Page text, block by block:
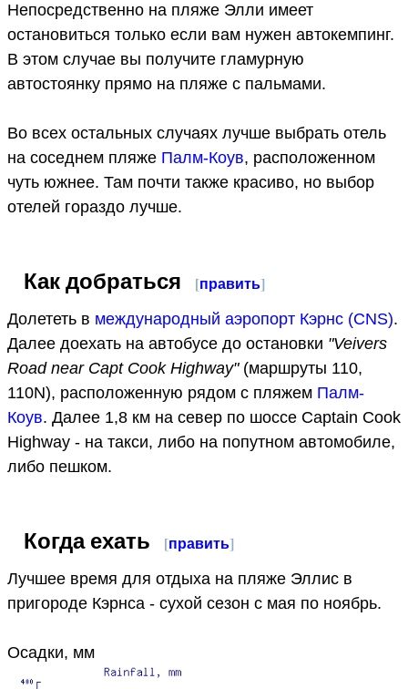
Непосредственно на пляже Элли имеет
остановиться только если вам нужен автокемпинг.
В этом случае вы получите гламурную
автостоянку прямо на пляже с пальмами.
Во всех остальных случаях лучше выбрать отель
на соседнем пляже Палм-Коув, расположенном
чуть южнее. Там почти также красиво, но выбор
отелей гораздо лучше.
Как добраться [править]
Долететь в международный аэропорт Кэрнс (CNS).
Далее доехать на автобусе до остановки "Veivers
Road near Capt Cook Highway"(маршруты 110,
110N), расположенную рядом с пляжем Палм-
Коув. Далее 1,8 км на север по шоссе Captain Cook
Highway - на такси, либо на попутном автомобиле,
либо пешком.
Когда ехать [править]
Лучшее время для отдыха на пляже Эллис в
пригороде Кэрнса - сухой сезон с мая по ноябрь.
Осадки, мм